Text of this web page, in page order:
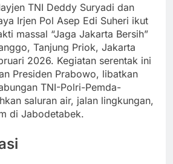
TNI Deddy Suryadi dan
Irjen Pol Asep Edi Suheri ikut
massal “Jaga Jakarta Bersih”
Tanjung Priok, Jakarta
2026. Kegiatan serentak ini
Presiden Prabowo, libatkan
TNI-Polri-Pemda-
saluran air, jalan lingkungan,
di Jabodetabek.